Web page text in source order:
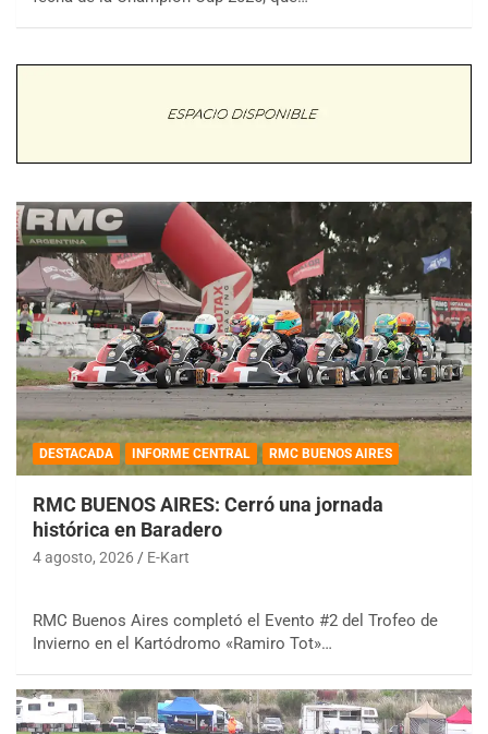
DESTACADA INFORME CENTRAL RMC BUENOS AIRES
RMC BUENOS AIRES: Cerró una jornada
histórica en Baradero
4 agosto, 2026 E-Kart
RMC Buenos Aires completó el Evento #2 del Trofeo de
Invierno en el Kartódromo «Ramiro Tot»…